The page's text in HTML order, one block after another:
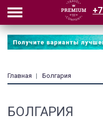
Главная Болгария
БОЛГАРИЯ